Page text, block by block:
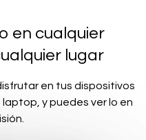
en cualquier
lugar
en tus dispositivos
y puedes ver lo en